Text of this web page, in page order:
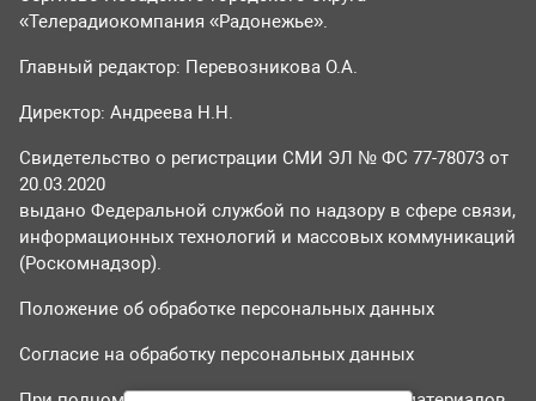
«Телерадиокомпания «Радонежье».
Главный редактор: Перевозникова О.А.
Директор: Андреева Н.Н.
Свидетельство о регистрации СМИ ЭЛ № ФС 77-78073 от
20.03.2020
выдано Федеральной службой по надзору в сфере связи,
информационных технологий и массовых коммуникаций
(Роскомнадзор).
Положение об обработке персональных данных
Согласие на обработку персональных данных